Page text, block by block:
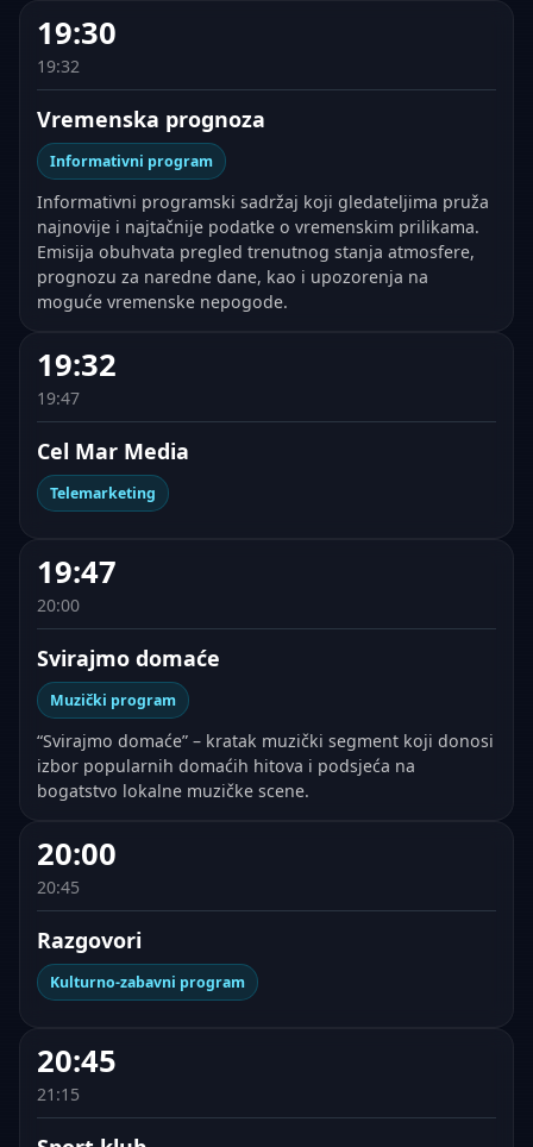
19:30
19:32
Vremenska prognoza
Informativni program
Informativni programski sadržaj koji gledateljima pruža
najnovije i najtačnije podatke o vremenskim prilikama.
Emisija obuhvata pregled trenutnog stanja atmosfere,
prognozu za naredne dane, kao i upozorenja na
moguće vremenske nepogode.
19:32
19:47
Cel Mar Media
Telemarketing
19:47
20:00
Svirajmo domaće
Muzički program
“Svirajmo domaće” – kratak muzički segment koji donosi
izbor popularnih domaćih hitova i podsjeća na
bogatstvo lokalne muzičke scene.
20:00
20:45
Razgovori
Kulturno-zabavni program
20:45
21:15